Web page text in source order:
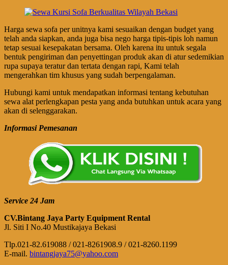
Harga sewa sofa per unitnya kami sesuaikan dengan budget yang
telah anda siapkan, anda juga bisa nego harga tipis-tipis loh namun
tetap sesuai kesepakatan bersama. Oleh karena itu untuk segala
bentuk pengiriman dan penyettingan produk akan di atur sedemikian
rupa supaya teratur dan tertata dengan rapi, Kami telah
mengerahkan tim khusus yang sudah berpengalaman.
Hubungi kami untuk mendapatkan informasi tentang kebutuhan
sewa alat perlengkapan pesta yang anda butuhkan untuk acara yang
akan di selenggarakan.
Informasi Pemesanan
Service 24 Jam
CV.Bintang Jaya Party Equipment Rental
Jl. Siti I No.40 Mustikajaya Bekasi
Tlp.021-82.619088 / 021-8261908.9 / 021-8260.1199
E-mail. bintangjaya75@yahoo.com